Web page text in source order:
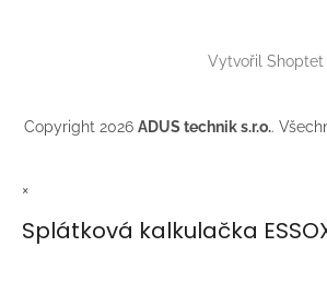
Vytvořil Shoptet
Copyright 2026 ADUS technik s.r.o..
×
Splátková kalkulačka